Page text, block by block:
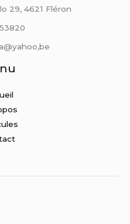
29, 4621 Fléron